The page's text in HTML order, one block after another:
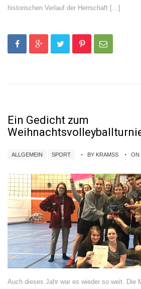
historischen Verlauf der Herrschaft […]
Ein Gedicht zum
ALLGEMEIN SPORT BY KRAMSS ON
Auch dieses Jahr war es wieder so weit. Die